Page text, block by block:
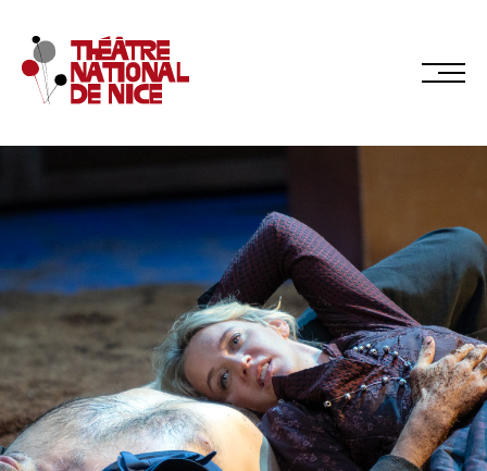
Réservez en ligne
Abonnez-vous en ligne
LE TNN
PRÉSENTATION
Muriel Mayette-Holtz